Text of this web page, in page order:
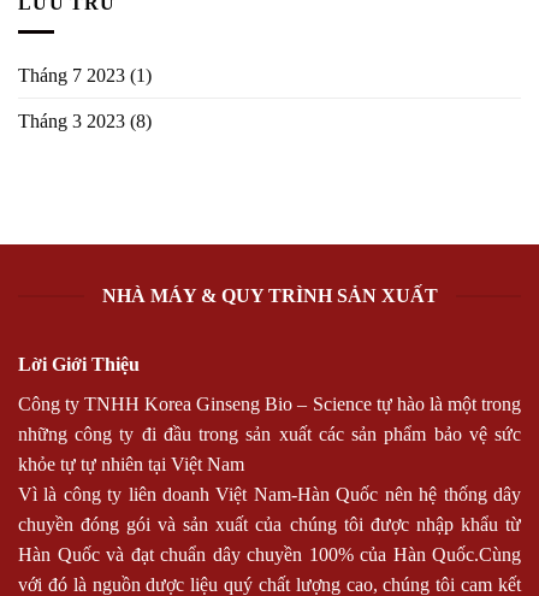
Tháng 7 2023 (1)
Tháng 3 2023 (8)
NHÀ MÁY & QUY TRÌNH SẢN XUẤT
Lời Giới Thiệu
Công ty TNHH Korea Ginseng Bio – Science tự hào là một trong
những công ty đi đầu trong sản xuất các sản phẩm bảo vệ sức
khỏe tự tự nhiên tại Việt Nam
Vì là công ty liên doanh Việt Nam-Hàn Quốc nên hệ thống dây
chuyền đóng gói và sản xuất của chúng tôi được nhập khẩu từ
Hàn Quốc và đạt chuẩn dây chuyền 100% của Hàn Quốc.Cùng
với đó là nguồn dược liệu quý chất lượng cao, chúng tôi cam kết